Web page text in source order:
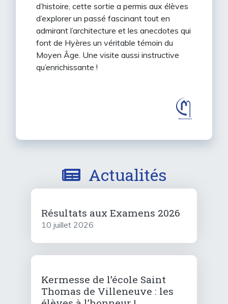
d’histoire, cette sortie a permis aux élèves
d’explorer un passé fascinant tout en
admirant l’architecture et les anecdotes qui
font de Hyères un véritable témoin du
Moyen Âge. Une visite aussi instructive
qu’enrichissante !
Actualités
Résultats aux Examens 2026
10 juillet 2026
Kermesse de l’école Saint
Thomas de Villeneuve : les